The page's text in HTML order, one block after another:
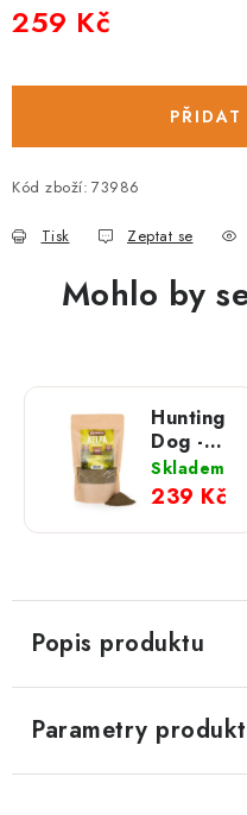
259 Kč
Kód zboží: 73986
Tisk Zeptat se
Mohlo by
Hunting
Dog -
Mořská
řasa
KELPA;
500 g
Skladem
239 Kč
Popis produktu
Parametry